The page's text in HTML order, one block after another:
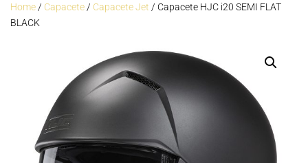
Home/ Capacete/ Capacete Jet / Capacete HJC i20 SEMI FLAT
BLACK